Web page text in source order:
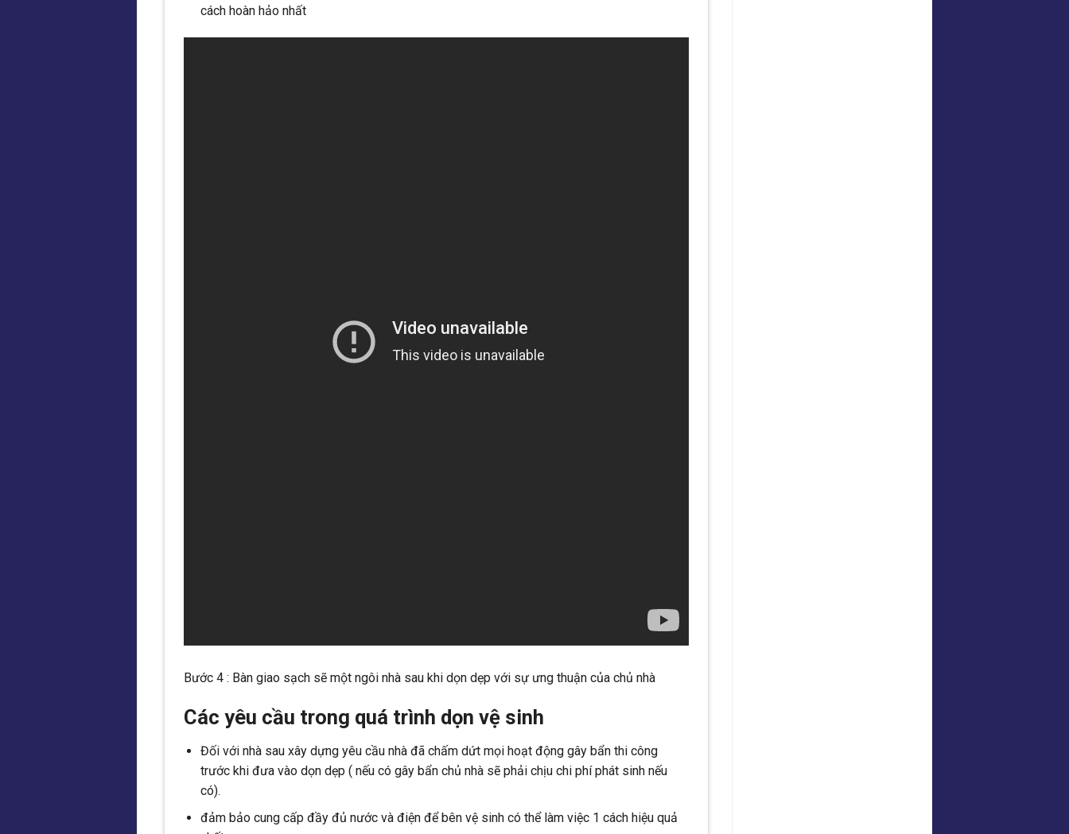
cách hoàn hảo nhất
Bước 4 : Bàn giao sạch sẽ một ngôi nhà sau khi dọn dẹp với sự ưng thuận của chủ nhà
Các yêu cầu trong quá trình dọn vệ sinh
Đối với nhà sau xây dựng yêu cầu nhà đã chấm dứt mọi hoạt động gây bẩn thi công
trước khi đưa vào dọn dẹp ( nếu có gây bẩn chủ nhà sẽ phải chịu chi phí phát sinh nếu
có).
đảm bảo cung cấp đầy đủ nước và điện để bên vệ sinh có thể làm việc 1 cách hiệu quả